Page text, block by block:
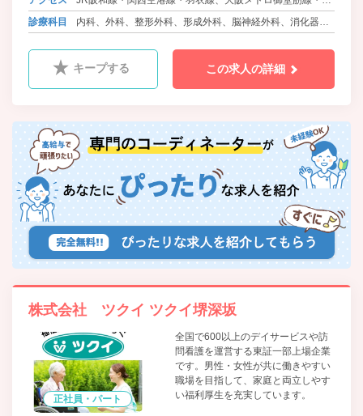
大阪急行線 長居駅からバス 徒歩3分
診療科目
内科、外科、整形外科、形成外科、脳神経外科、消化器内
急科、放射線科
キープする この求人の詳細
株式会社 ツクイ ツクイ堺深坂
正社員・パート
全国で600以上のデイサービスや訪
問看護を運営する東証一部上場企業
です。男性・女性が共に働きやすい
職場を目指して、家庭と両立しやす
い福利厚生を充実しています。